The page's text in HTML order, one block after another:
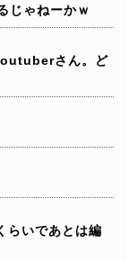
じゃねーかｗ
さん。ど
らいであとは編